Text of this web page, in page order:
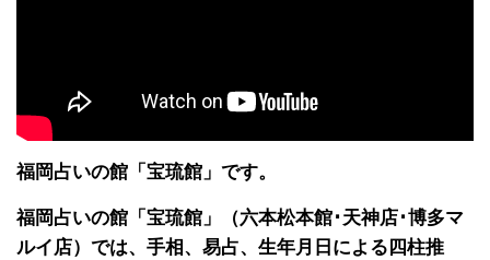
福岡占いの館「宝琉館」です。
福岡占いの館「宝琉館」（六本松本館･天神店･博多マ
ルイ店）では、手相、易占、生年月日による四柱推